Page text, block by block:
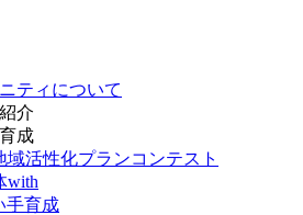
ティについて
介
成
域活性化プランコンテスト
with
手育成